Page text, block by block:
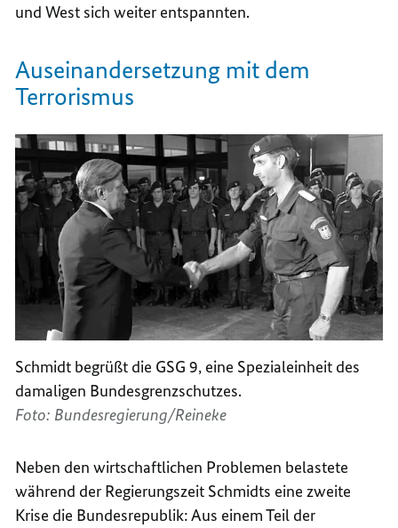
und West sich weiter entspannten.
Auseinandersetzung mit dem
Terrorismus
Schmidt begrüßt die GSG 9, eine Spezialeinheit des
damaligen Bundesgrenzschutzes.
Foto: Bundesregierung/Reineke
Neben den wirtschaftlichen Problemen belastete
während der Regierungszeit Schmidts eine zweite
Krise die Bundesrepublik: Aus einem Teil der